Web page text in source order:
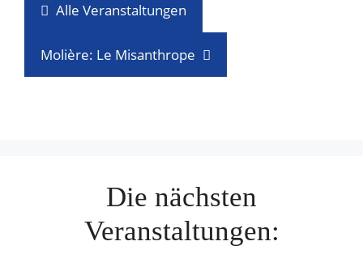
Alle Veranstaltungen
Molière: Le Misanthrope
Die nächsten
Veranstaltungen: